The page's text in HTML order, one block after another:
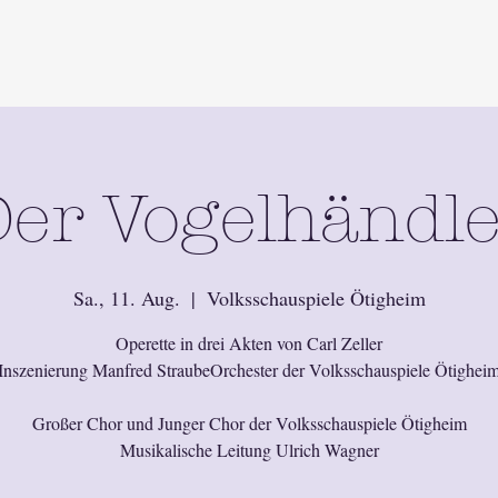
Sa., 11. Aug.
  |
Volksschauspiele Ötigheim
Operette in drei Akten von Carl Zeller
Manfred StraubeOrchester der Volksschauspiele
Großer Chor und Junger Chor der Volksschauspiele Ötigheim
Musikalische Leitung Ulrich Wagner